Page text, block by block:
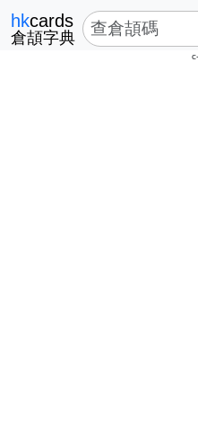
hkcards
倉頡字典